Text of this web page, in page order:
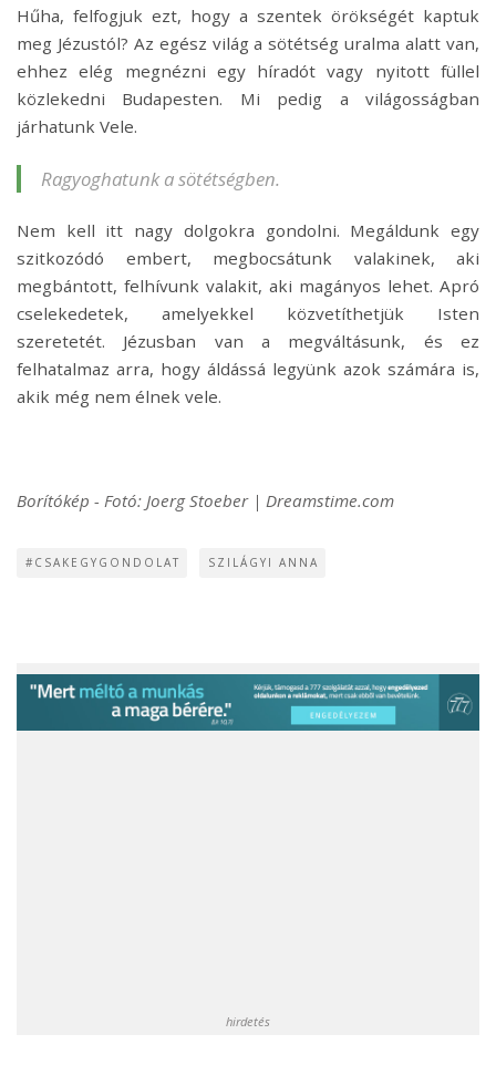
Hűha, felfogjuk ezt, hogy a szentek örökségét kaptuk
meg Jézustól? Az egész világ a sötétség uralma alatt van,
ehhez elég megnézni egy híradót vagy nyitott füllel
közlekedni Budapesten. Mi pedig a világosságban
járhatunk Vele.
Ragyoghatunk a sötétségben.
Nem kell itt nagy dolgokra gondolni. Megáldunk egy
szitkozódó embert, megbocsátunk valakinek, aki
megbántott, felhívunk valakit, aki magányos lehet. Apró
cselekedetek, amelyekkel közvetíthetjük Isten
szeretetét. Jézusban van a megváltásunk, és ez
felhatalmaz arra, hogy áldássá legyünk azok számára is,
akik még nem élnek vele.
Borítókép - Fotó: Joerg Stoeber | Dreamstime.com
#CSAKEGYGONDOLAT SZILÁGYI ANNA
hirdetés